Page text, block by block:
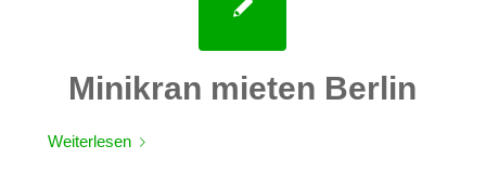
Minikran mieten Berlin
Weiterlesen